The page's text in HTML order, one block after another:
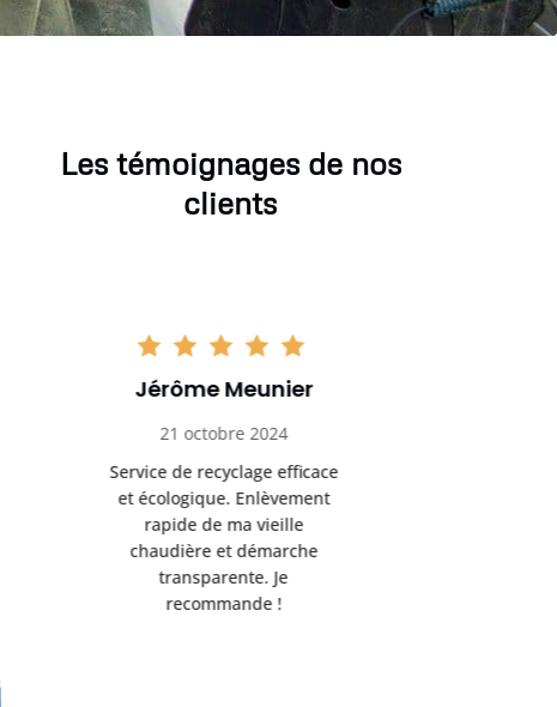
Les témoignages de nos
clients
Sophie Gaillard
13 novembre 2024
Très satisfaite du service de
recyclage ferraille. Équipe
ponctuelle et respectueuse
de l'environnement.
Débarrassée de mes
encombrants métalliques en